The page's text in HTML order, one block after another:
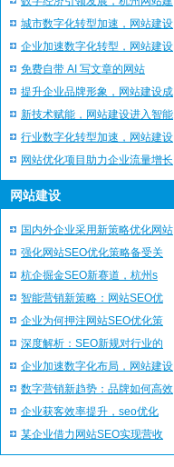
城市数字化转型加速，网站建设
企业加速数字化转型，网站建设
免费自带 AI 写文章的网站
提升企业品牌形象，网站建设成
新技术赋能，网站建设进入智能
行业数字化转型加速，网站建设
网站优化项目助力企业流量增长
网站建设
国内外企业采用新策略优化网站
强化网站SEO优化策略备受关
杭企掘金SEO新赛道，杭州s
智能营销新策略：网站SEO优
企业为何押注网站SEO优化策
深度解析：SEO新规对行业的
企业加速数字化布局，网站建设
数字营销新趋势：品牌如何高效
企业获客效率提升，seo优化
某企业借力网站SEO实现营收